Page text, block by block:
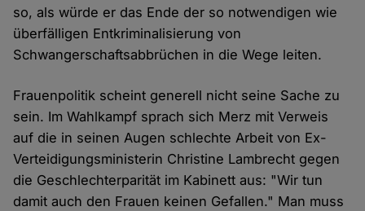
so, als würde er das Ende der so notwendigen wie
überfälligen Entkriminalisierung von
Schwangerschaftsabbrüchen in die Wege leiten.
Frauenpolitik scheint generell nicht seine Sache zu
sein. Im Wahlkampf sprach sich Merz mit Verweis
auf die in seinen Augen schlechte Arbeit von Ex-
Verteidigungsministerin Christine Lambrecht gegen
die Geschlechterparität im Kabinett aus: "Wir tun
damit auch den Frauen keinen Gefallen." Man muss